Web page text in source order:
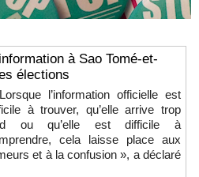
à Sao Tomé-et-
élections
l’information officielle est
à trouver, qu’elle arrive trop
ou qu’elle est difficile à
cela laisse place aux
et à la confusion », a déclaré